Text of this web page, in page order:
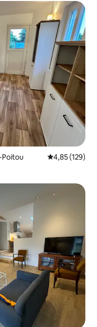
Gemiddelde
4,85 (129)